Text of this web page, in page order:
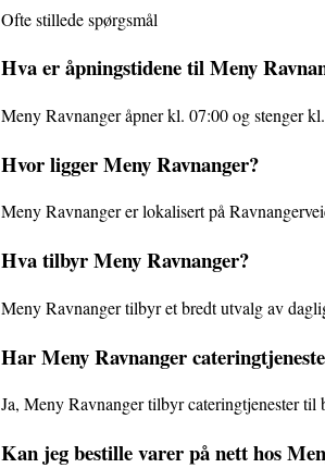
Ofte stillede spørgsmål
Hva er åpningstidene til Meny
Meny Ravnanger åpner kl. 07:00 og stenger
Hvor ligger Meny Ravnanger?
Meny Ravnanger er lokalisert på
Hva tilbyr Meny Ravnanger?
Meny Ravnanger tilbyr et bredt utvalg av
Har Meny Ravnanger
Ja, Meny Ravnanger tilbyr cateringtjenester til
Kan jeg bestille varer på nett hos